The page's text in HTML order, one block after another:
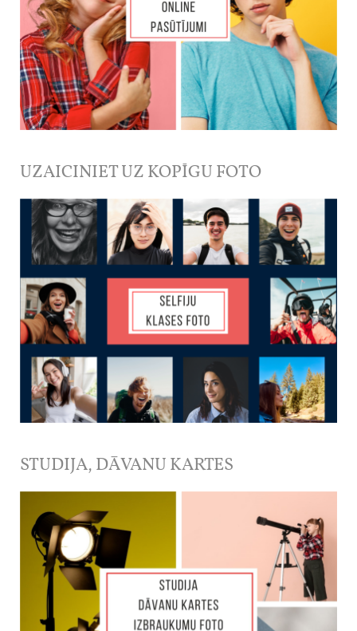
UZAICINIET UZ KOPĪGU FOTO
STUDIJA, DĀVANU KARTES